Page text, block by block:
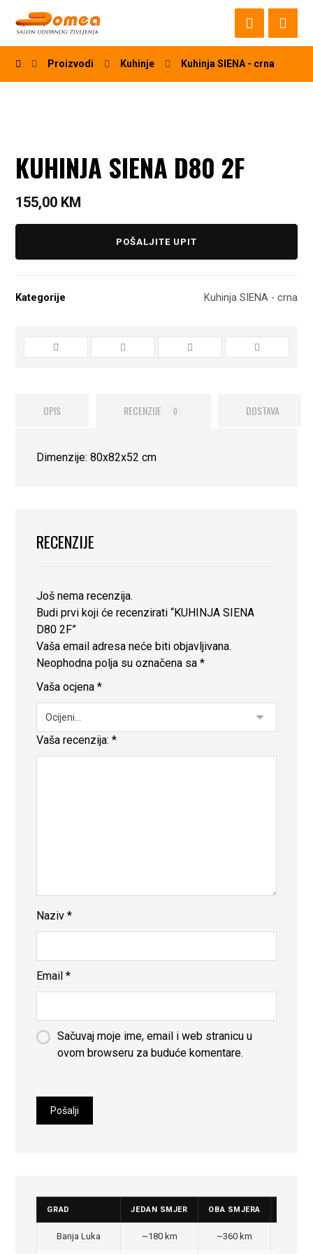
Proizvodi Kuhinje Kuhinja SIENA - crna
KUHINJA SIENA D80 2F
155,00 KM
POŠALJITE UPIT
Kategorije Kuhinja SIENA - crna
OPIS RECENZIJE 0 DOSTAVA
Dimenzije: 80x82x52 cm
RECENZIJE
Još nema recenzija.
Budi prvi koji će recenzirati “KUHINJA SIENA
D80 2F”
Vaša email adresa neće biti objavljivana.
Neophodna polja su označena sa*
Vaša ocjena*
Vaša recenzija:*
Naziv*
Email*
Sačuvaj moje ime, email i web stranicu u
ovom browseru za buduće komentare.
GRAD JEDAN SMJER OBA SMJERA
Banja Luka ~180 km ~360 km